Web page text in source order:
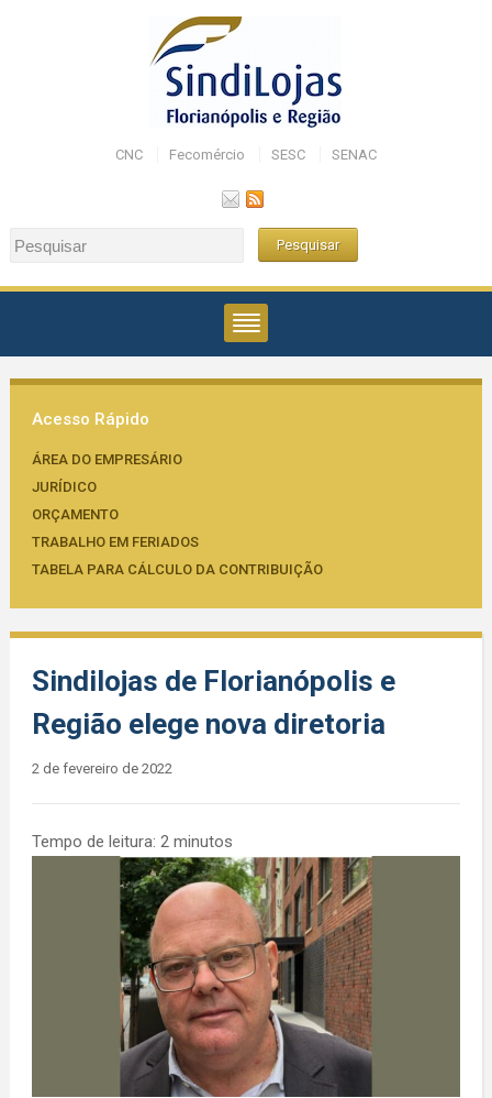
CNC Fecomércio SESC SENAC
Acesso Rápido
ÁREA DO EMPRESÁRIO
JURÍDICO
ORÇAMENTO
TRABALHO EM FERIADOS
TABELA PARA CÁLCULO DA CONTRIBUIÇÃO
Sindilojas de Florianópolis e
Região elege nova diretoria
2 de fevereiro de 2022
Tempo de leitura: 2 minutos